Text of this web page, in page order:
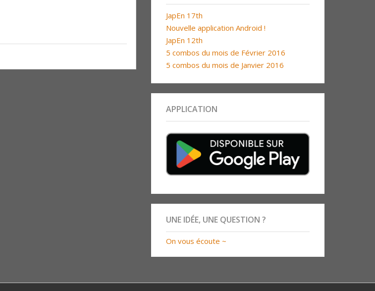
JapEn 17th
Nouvelle application Android !
JapEn 12th
5 combos du mois de Février 2016
5 combos du mois de Janvier 2016
APPLICATION
UNE IDÉE, UNE QUESTION ?
On vous écoute ~